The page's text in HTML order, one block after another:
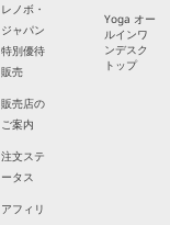
レノボ・
ジャパン
特別優待
販売
販売店の
ご案内
注文ステ
ータス
アフィリ
Yoga オー
ルインワ
ンデスク
トップ